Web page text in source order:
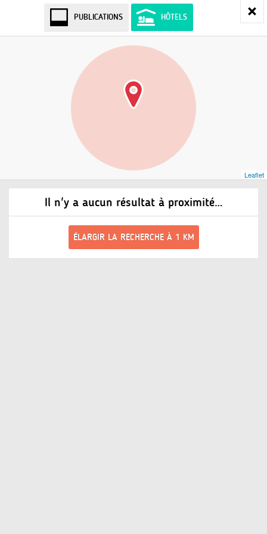
PUBLICATIONS HÔTELS
Il n'y a aucun résultat à proximité…
ÉLARGIR LA RECHERCHE À 1 KM
Leaflet